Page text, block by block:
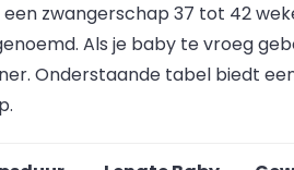
zwangerschap 37 tot 42
Als je baby te vroeg
Onderstaande tabel biedt